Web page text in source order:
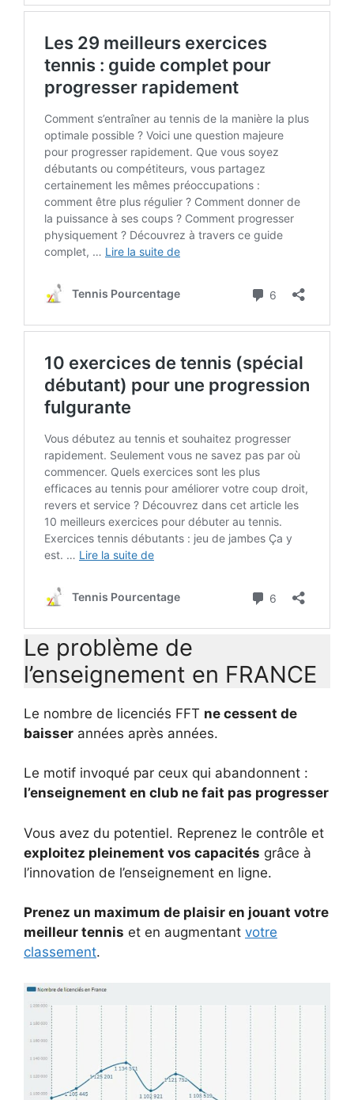
Le problème de
l’enseignement en FRANCE
Le nombre de licenciés FFT ne cessent de
baisser années après années.
Le motif invoqué par ceux qui abandonnent :
l’enseignement en club ne fait pas progresser
Vous avez du potentiel. Reprenez le contrôle et
exploitez pleinement vos capacités grâce à
l’innovation de l’enseignement en ligne.
Prenez un maximum de plaisir en jouant votre
meilleur tennis et en augmentant votre
classement.